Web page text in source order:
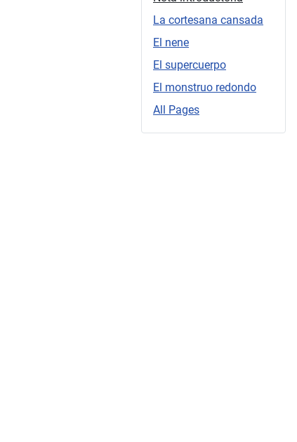
La cortesana cansada
El nene
El supercuerpo
El monstruo redondo
All Pages